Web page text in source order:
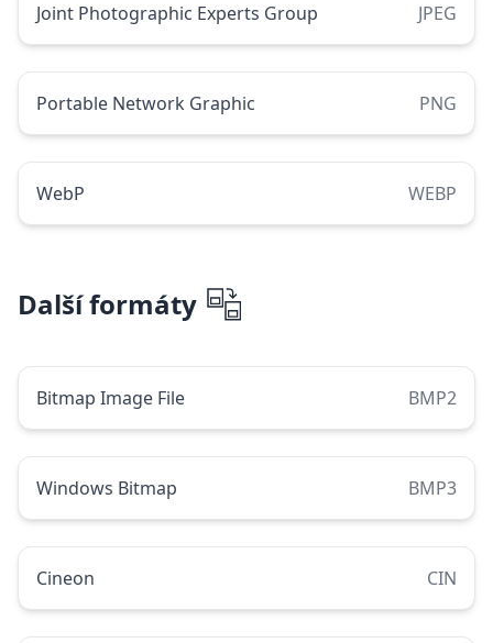
Joint Photographic Experts Group JPEG
Portable Network Graphic PNG
WebP WEBP
Další formáty
Bitmap Image File BMP2
Windows Bitmap BMP3
Cineon CIN